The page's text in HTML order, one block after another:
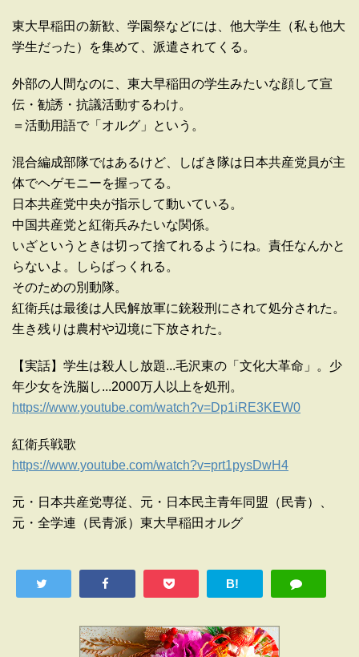
東大早稲田の新歓、学園祭などには、他大学生（私も他大
学生だった）を集めて、派遣されてくる。
外部の人間なのに、東大早稲田の学生みたいな顔して宣
伝・勧誘・抗議活動するわけ。
＝活動用語で「オルグ」という。
混合編成部隊ではあるけど、しばき隊は日本共産党員が主
体でヘゲモニーを握ってる。
日本共産党中央が指示して動いている。
中国共産党と紅衛兵みたいな関係。
いざというときは切って捨てれるようにね。責任なんかと
らないよ。しらばっくれる。
そのための別動隊。
紅衛兵は最後は人民解放軍に銃殺刑にされて処分された。
生き残りは農村や辺境に下放された。
【実話】学生は殺人し放題...毛沢東の「文化大革命」。少
年少女を洗脳し...2000万人以上を処刑。
https://www.youtube.com/watch?v=Dp1iRE3KEW0
紅衛兵戦歌
https://www.youtube.com/watch?v=prt1pysDwH4
元・日本共産党専従、元・日本民主青年同盟（民青）、
元・全学連（民青派）東大早稲田オルグ
B!